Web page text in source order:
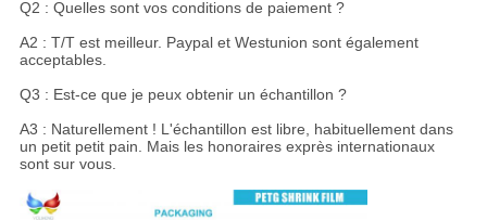
Q2 : Quelles sont vos conditions de paiement ?
A2 : T/T est meilleur. Paypal et Westunion sont également
acceptables.
Q3 : Est-ce que je peux obtenir un échantillon ?
A3 : Naturellement ! L'échantillon est libre, habituellement dans
un petit petit pain. Mais les honoraires exprès internationaux
sont sur vous.